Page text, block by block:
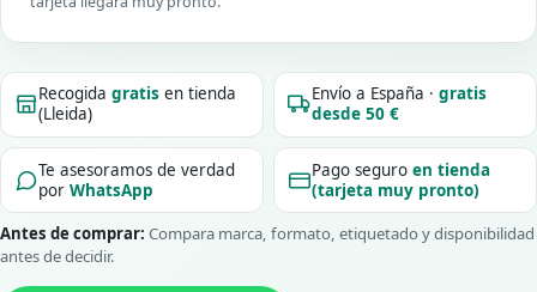
Recogidagratis en tienda
(Lleida)
Envío a España ·gratis
desde 50 €
Te asesoramos de verdad
porWhatsApp
Pago seguroen tienda
(tarjeta muy pronto)
Antes de comprar: Compara marca, formato, etiquetado y disponibilidad
antes de decidir.